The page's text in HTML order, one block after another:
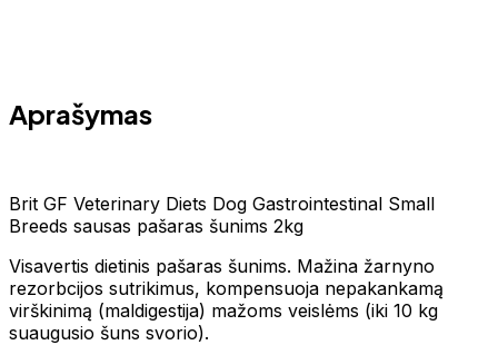
Aprašymas
Brit GF Veterinary Diets Dog Gastrointestinal Small
Breeds sausas pašaras šunims 2kg
Visavertis dietinis pašaras šunims. Mažina žarnyno
rezorbcijos sutrikimus, kompensuoja nepakankamą
virškinimą (maldigestija) mažoms veislėms (iki 10 kg
suaugusio šuns svorio).